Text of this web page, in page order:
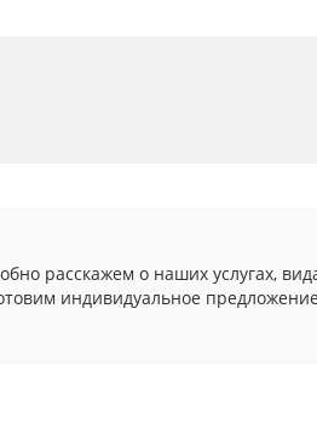
расскажем о наших услугах,
индивидуальное